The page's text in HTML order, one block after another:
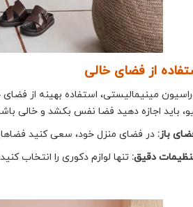
باید اجازه دهید فضا نفس بکشد و خالی
باز: در فضای منزل خود، سعی کنید
دقیق: تنها لوازم دکوری را انتخاب